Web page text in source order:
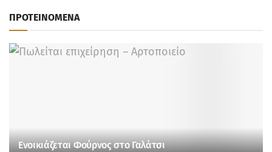
ΠΡΟΤΕΙΝΟΜΕΝΑ
Ενοικιάζεται Φούρνος στο Γαλάτσι